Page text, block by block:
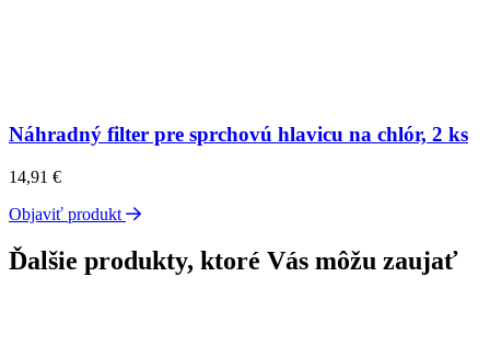
Náhradný filter pre sprchovú hlavicu na chlór, 2 ks
14,91 €
Objaviť produkt
Ďalšie produkty, ktoré Vás môžu zaujať